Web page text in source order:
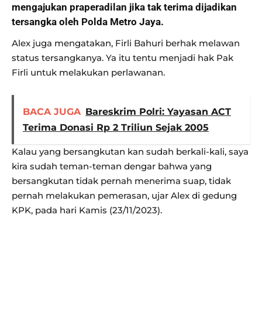
mengajukan praperadilan jika tak terima dijadikan
tersangka oleh Polda Metro Jaya.
Alex juga mengatakan, Firli Bahuri berhak melawan
status tersangkanya. Ya itu tentu menjadi hak Pak
Firli untuk melakukan perlawanan.
BACA JUGA Bareskrim Polri: Yayasan ACT
Terima Donasi Rp 2 Triliun Sejak 2005
Kalau yang bersangkutan kan sudah berkali-kali, saya
kira sudah teman-teman dengar bahwa yang
bersangkutan tidak pernah menerima suap, tidak
pernah melakukan pemerasan, ujar Alex di gedung
KPK, pada hari Kamis (23/11/2023).